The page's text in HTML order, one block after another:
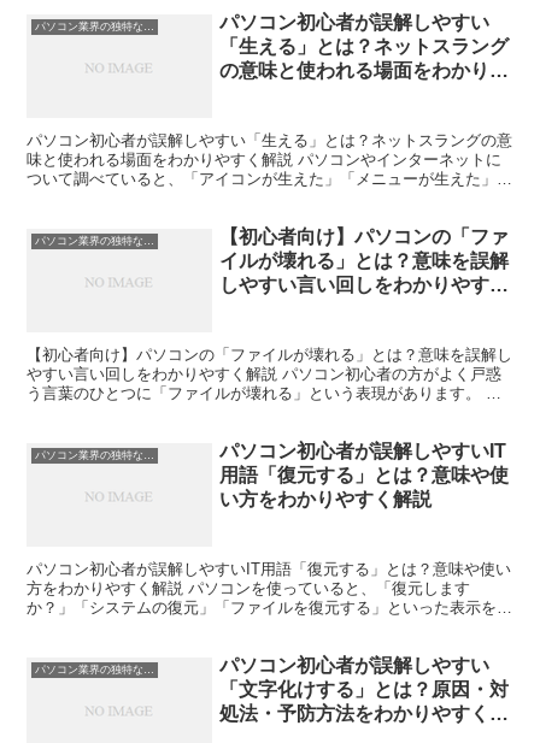
パソコン初心者が誤解しやすい
「生える」とは？ネットスラング
の意味と使われる場面をわかりや
パソコン初心者が誤解しやすい「生える」とは？ネットスラングの意
味と使われる場面をわかりやすく解説 パソコンやインターネットに
ついて調べていると、「アイコンが生えた」「メニューが生えた」
【初心者向け】パソコンの「ファ
イルが壊れる」とは？意味を誤解
しやすい言い回しをわかりやすく
【初心者向け】パソコンの「ファイルが壊れる」とは？意味を誤解し
やすい言い回しをわかりやすく解説 パソコン初心者の方がよく戸惑
う言葉のひとつに「ファイルが壊れる」という表現があります。 こ
パソコン初心者が誤解しやすいIT
用語「復元する」とは？意味や使
い方をわかりやすく解説
パソコン初心者が誤解しやすいIT用語「復元する」とは？意味や使い
方をわかりやすく解説 パソコンを使っていると、「復元します
か？」「システムの復元」「ファイルを復元する」といった表示を見
パソコン初心者が誤解しやすい
「文字化けする」とは？原因・対
処法・予防方法をわかりやすく解